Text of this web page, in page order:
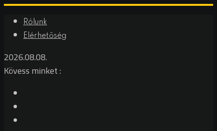
Rólunk
Elérhetőség
2026.08.08.
Kövess minket :